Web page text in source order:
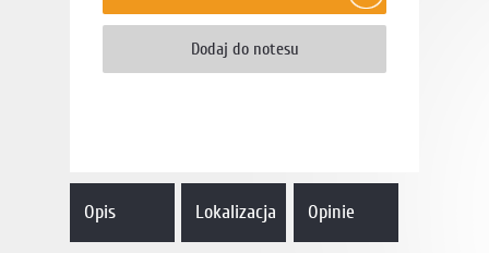
Opis Lokalizacja Opinie